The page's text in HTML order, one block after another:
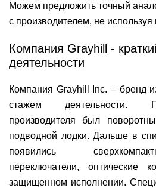
Можем предложить точный
с производителем, не используя
Компания Grayhill -
деятельности
Компания Grayhill Inc. – бренд
стажем деятельности.
производителя был
подводной лодки. Дальше в
появились
переключатели, оптические
защищенном исполнении.